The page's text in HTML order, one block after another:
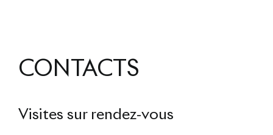
CONTACTS
Visites sur rendez-vous